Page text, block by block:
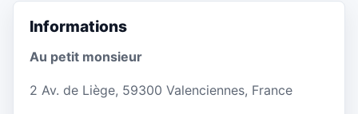
Informations
Au petit monsieur
2 Av. de Liège, 59300 Valenciennes, France